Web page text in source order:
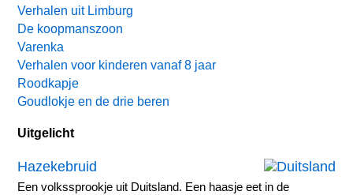
Verhalen uit Limburg
De koopmanszoon
Varenka
Verhalen voor kinderen vanaf 8 jaar
Roodkapje
Goudlokje en de drie beren
Uitgelicht
Hazekebruid
Een volkssprookje uit Duitsland. Een haasje eet in de